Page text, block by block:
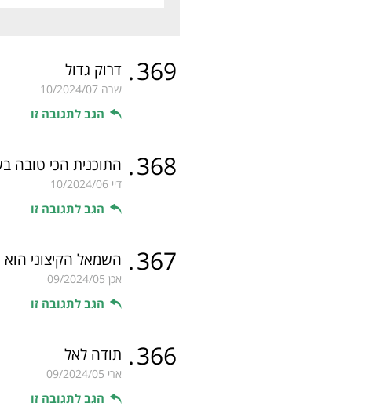
369
. דרוק גדול
שרה 10/2024/07
הגב לתגובה זו
368
. התוכנית הכי טובה
דיי 10/2024/06
הגב לתגובה זו
367
. השמאל הקיצוני הוא
אכן 09/2024/05
הגב לתגובה זו
366
. תודה לאל
ארי 09/2024/05
הגב לתגובה זו